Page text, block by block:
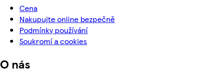
Cena
Nakupujte online bezpečně
Podmínky používání
Soukromí a cookies
O nás